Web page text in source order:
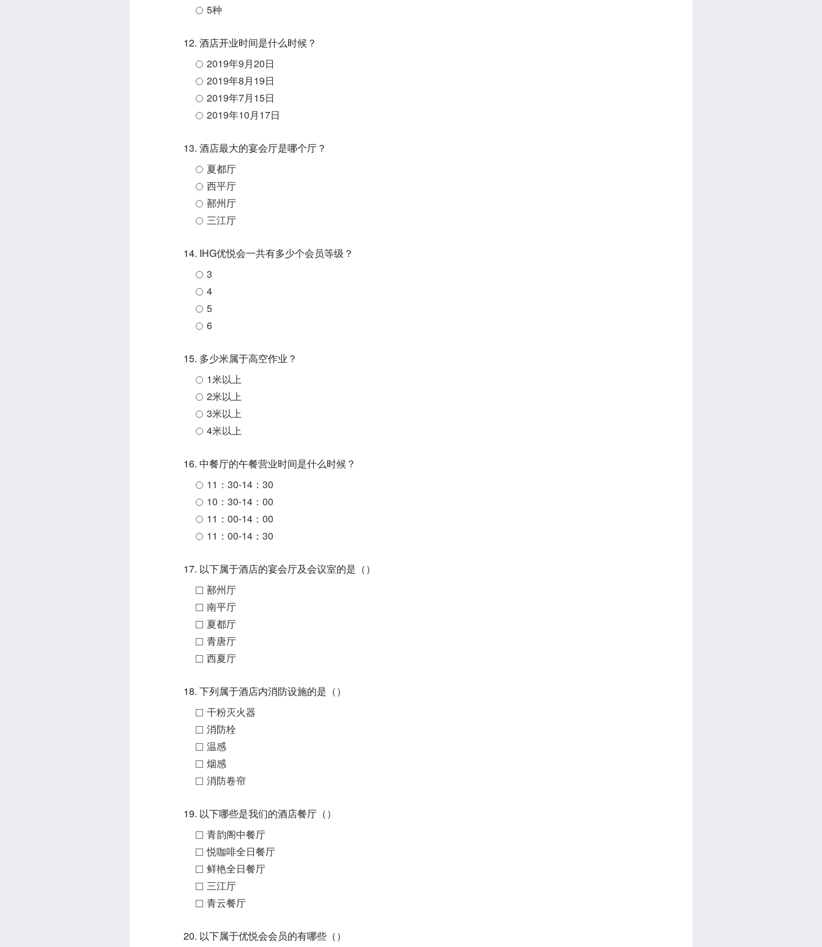
5种
12. 酒店开业时间是什么时候？
2019年9月20日
2019年8月19日
2019年7月15日
2019年10月17日
13. 酒店最大的宴会厅是哪个厅？
夏都厅
西平厅
鄯州厅
三江厅
14. IHG优悦会一共有多少个会员等级？
3
4
5
6
15. 多少米属于高空作业？
1米以上
2米以上
3米以上
4米以上
16. 中餐厅的午餐营业时间是什么时候？
11：30-14：30
10：30-14：00
11：00-14：00
11：00-14：30
17. 以下属于酒店的宴会厅及会议室的是（）
鄯州厅
南平厅
夏都厅
青唐厅
西夏厅
18. 下列属于酒店内消防设施的是（）
干粉灭火器
消防栓
温感
烟感
消防卷帘
19. 以下哪些是我们的酒店餐厅（）
青韵阁中餐厅
悦咖啡全日餐厅
鲜艳全日餐厅
三江厅
青云餐厅
20. 以下属于优悦会会员的有哪些（）